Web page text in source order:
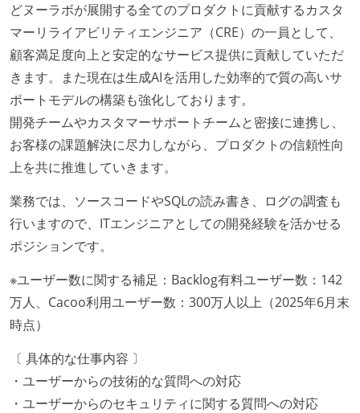
どヌーラボが展開する全てのプロダクトに貢献するカスタ
マーリライアビリティエンジニア（CRE）の一員として、
顧客満足度向上と安定的なサービス提供に貢献していただ
きます。また現在は生成AIを活用した効率的で質の高いサ
ポートモデルの構築も強化しております。
開発チームやカスタマーサポートチームと密接に連携し、
お客様の課題解決に尽力しながら、プロダクトの信頼性向
上を共に推進していきます。
業務では、ソースコードやSQLの読み書き、ログの調査も
行いますので、ITエンジニアとしての開発経験を活かせる
ポジションです。
※ユーザー数に関する補足：Backlog有料ユーザー数：142
万人、Cacoo利用ユーザー数：300万人以上（2025年6月末
時点）
〔 具体的な仕事内容 〕
・ユーザーからの技術的な質問への対応
・ユーザーからのセキュリティに関する質問への対応